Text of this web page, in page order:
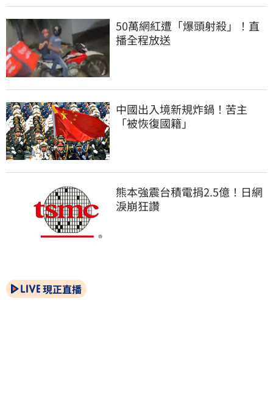
50萬網紅遭「爆頭射殺」！直
播全程放送
中國出入境新規炸鍋！苦主
「被恢復國籍」
熊本強震台積電捐2.5億！日網
淚崩狂讚
現正直播